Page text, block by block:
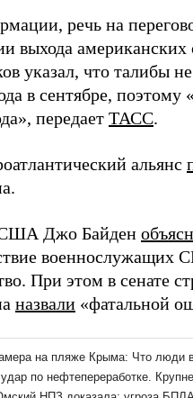
речь на
выхода
указал, что талибы
в сентябре,
передает ТАСС.
альянс
США Джо Байден
военнослужащих
При этом в сенате
назвали «фатальной